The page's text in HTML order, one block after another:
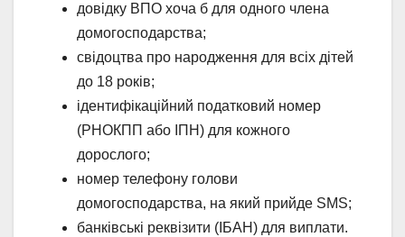
довідку ВПО хоча б для одного члена
домогосподарства;
свідоцтва про народження для всіх дітей
до 18 років;
ідентифікаційний податковий номер
(РНОКПП або ІПН) для кожного
дорослого;
номер телефону голови
домогосподарства, на який прийде SMS;
банківські реквізити (ІБАН) для виплати.